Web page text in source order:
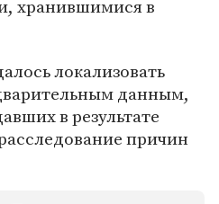
хранившимися в
локализовать
данным,
в результате
причин